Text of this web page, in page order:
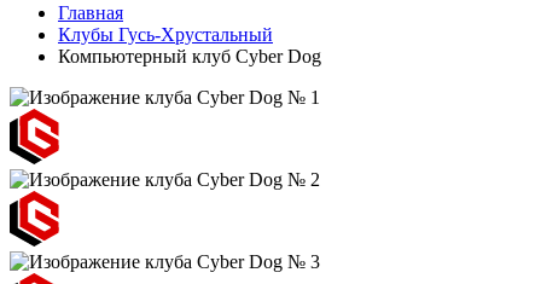
Главная
Клубы Гусь-Хрустальный
Компьютерный клуб Cyber Dog